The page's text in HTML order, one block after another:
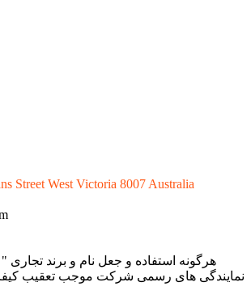
Street West Victoria 8007 Australia
هرگونه استفاده و جعل نام و برند تجاری
نمایندگی های رسمی شرکت موجب تعقیب